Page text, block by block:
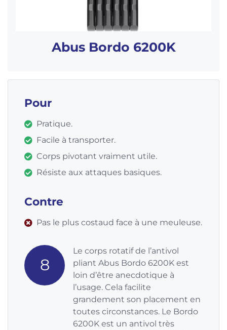
Abus Bordo 6200K
Pour
Pratique.
Facile à transporter.
Corps pivotant vraiment utile.
Résiste aux attaques basiques.
Contre
Pas le plus costaud face à une meuleuse.
8
Le corps rotatif de l’antivol
pliant Abus Bordo 6200K est
loin d’être anecdotique à
l’usage. Cela facilite
grandement son placement en
toutes circonstances. Le Bordo
6200K est un antivol très